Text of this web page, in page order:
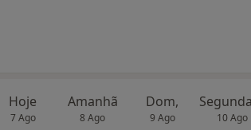
Hoje
7 Ago
Amanhã
8 Ago
Dom,
9 Ago 10 Ago